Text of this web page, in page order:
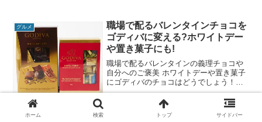
クホクの石焼き芋ができちゃいます！ガ
スコンロ用、IHクッ...
グルメ
職場で配るバレンタインチョコを
ゴディバに変える?ホワイトデー
や置き菓子にも!
職場で配るバレンタインの義理チョコや
自分へのご褒美 ホワイトデーや置き菓子
にゴディバのチョコはどうでしょう！
Godivaのチョコがリーズナブルに手に入
るし、個包装で入っているので配りやす
いですよヨ^^自分用にちょっとつまむの
にもいいです♪こ...
ホーム 検索 トップ サイドバー